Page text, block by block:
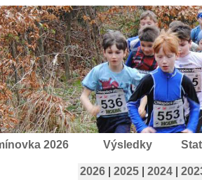
2026 Výsledky
2026 2025 2024